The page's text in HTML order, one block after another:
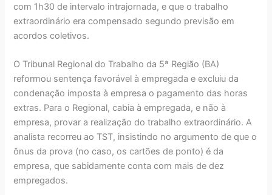
com 1h30 de intervalo intrajornada, e que o trabalho
extraordinário era compensado segundo previsão em
acordos coletivos.
O Tribunal Regional do Trabalho da 5ª Região (BA)
reformou sentença favorável à empregada e excluiu da
condenação imposta à empresa o pagamento das horas
extras. Para o Regional, cabia à empregada, e não à
empresa, provar a realização do trabalho extraordinário. A
analista recorreu ao TST, insistindo no argumento de que o
ônus da prova (no caso, os cartões de ponto) é da
empresa, que sabidamente conta com mais de dez
empregados.